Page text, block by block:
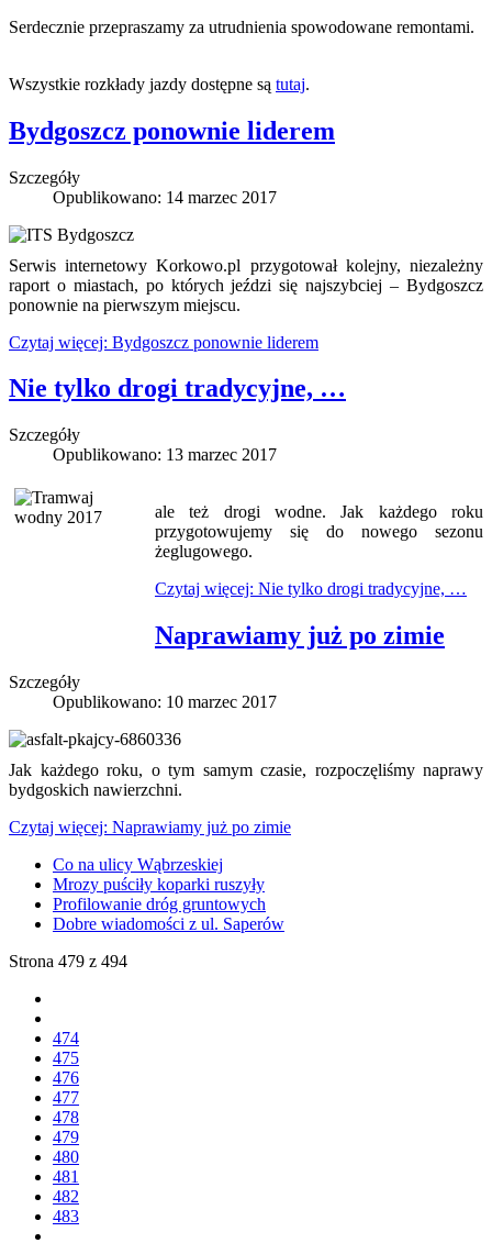
Serdecznie przepraszamy za utrudnienia spowodowane remontami.
Wszystkie rozkłady jazdy dostępne są tutaj.
Bydgoszcz ponownie liderem
Szczegóły
Opublikowano: 14 marzec 2017
Serwis internetowy Korkowo.pl przygotował kolejny, niezależny
raport o miastach, po których jeździ się najszybciej – Bydgoszcz
ponownie na pierwszym miejscu.
Czytaj więcej: Bydgoszcz ponownie liderem
Nie tylko drogi tradycyjne, …
Szczegóły
Opublikowano: 13 marzec 2017
ale też drogi wodne. Jak każdego roku
przygotowujemy się do nowego sezonu
żeglugowego.
Czytaj więcej: Nie tylko drogi tradycyjne, …
Naprawiamy już po zimie
Szczegóły
Opublikowano: 10 marzec 2017
Jak każdego roku, o tym samym czasie, rozpoczęliśmy naprawy
bydgoskich nawierzchni.
Czytaj więcej: Naprawiamy już po zimie
Co na ulicy Wąbrzeskiej
Mrozy puściły koparki ruszyły
Profilowanie dróg gruntowych
Dobre wiadomości z ul. Saperów
Strona 479 z 494
474
475
476
477
478
479
480
481
482
483